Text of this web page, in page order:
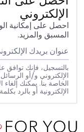
الإلكتروني
احصل على إمكانية
المسبق والمزيد.
بالتسجيل، فإنك توافق
الإلكتروني و/أو
الخاصة بنا. يمكنك
الإلكترونية أو بالرد بكلمة STOP على أي من رسائلنا النصية